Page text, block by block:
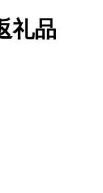
礼品